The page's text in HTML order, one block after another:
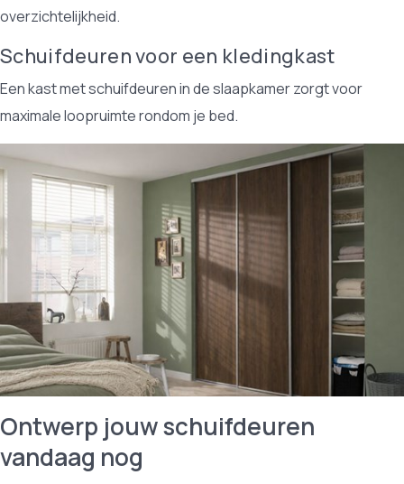
overzichtelijkheid.
Schuifdeuren voor een kledingkast
Een kast met schuifdeuren in de slaapkamer zorgt voor
maximale loopruimte rondom je bed.
Ontwerp jouw schuifdeuren
vandaag nog